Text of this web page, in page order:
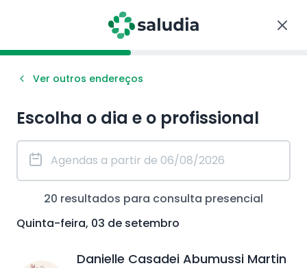
Ver outros endereços
Escolha o dia e o profissional
20 resultados para consulta presencial
Quinta-feira, 03 de setembro
Danielle Casadei Abumussi Martin